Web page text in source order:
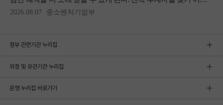
정부 관련기관 누리집
외청 및 유관기관 누리집
운영 누리집 바로가기